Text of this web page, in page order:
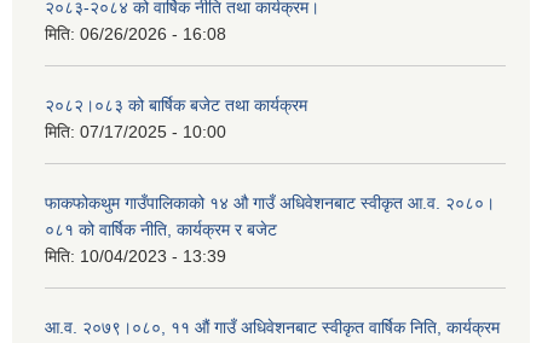
२०८३-२०८४ को वार्षिक नीति तथा कार्यक्रम।
मिति: 06/26/2026 - 16:08
२०८२।०८३ को बार्षिक बजेट तथा कार्यक्रम
मिति: 07/17/2025 - 10:00
फाकफोकथुम गाउँपालिकाको १४ औ गाउँ अधिवेशनबाट स्वीकृत आ.व. २०८०।
०८१ को वार्षिक नीति, कार्यक्रम र बजेट
मिति: 10/04/2023 - 13:39
आ.व. २०७९।०८०, ११ औं गाउँ अधिवेशनबाट स्वीकृत वार्षिक निति, कार्यक्रम